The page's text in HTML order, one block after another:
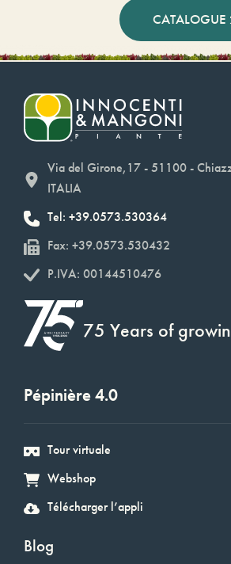
Via del Girone,17 - 51100 -
ITALIA
Tel: +39.0573.530364
Fax: +39.0573.530432
P.IVA: 00144510476
75 Years of
Pépinière 4.0
Tour virtuale
Webshop
Télécharger l’appli
Blog